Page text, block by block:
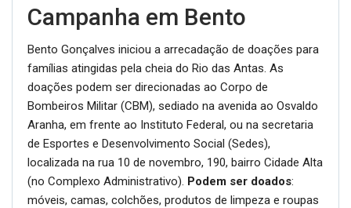
Campanha em Bento
Bento Gonçalves iniciou a arrecadação de doações para
famílias atingidas pela cheia do Rio das Antas. As
doações podem ser direcionadas ao Corpo de
Bombeiros Militar (CBM), sediado na avenida ao Osvaldo
Aranha, em frente ao Instituto Federal, ou na secretaria
de Esportes e Desenvolvimento Social (Sedes),
localizada na rua 10 de novembro, 190, bairro Cidade Alta
(no Complexo Administrativo). Podem ser doados:
móveis, camas, colchões, produtos de limpeza e roupas